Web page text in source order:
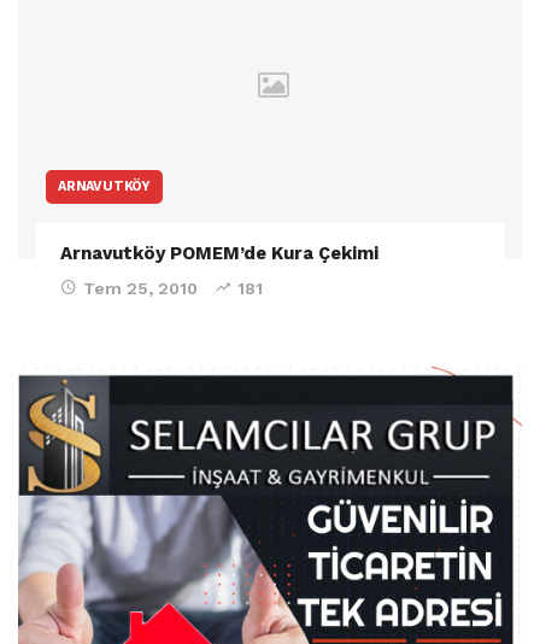
ARNAVUTKÖY
Arnavutköy POMEM’de Kura Çekimi
Tem 25, 2010 181